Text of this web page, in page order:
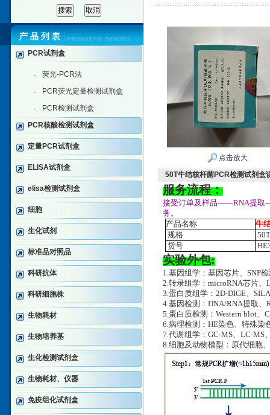
PCR试剂盒
· 荧光-PCR法
· PCR荧光定量检测试剂盒
·
PCR检测试剂盒
PCR核酸检测试剂盒
定量PCR试剂盒
ELISA试剂盒
elisa检测试剂盒
细胞
生化试剂
标准品对照品
科研抗体
科研细胞株
生物耗材
生物培养基
生化检测试剂盒
生物耗材、仪器
免疫组化试剂盒
点击放大
50T牛结核杆菌PCR检测试剂盒
服务流程：
接受订单及样品——RNA提
务。
产品名称
牛
规格
50T
货号
实验外包:
1.基因组学：基因芯片、SNP
2.转录组学：microRNA芯片、
3.蛋白质组学：2D-DIGE、
4.基因检测：DNA/RNA提取、
5.蛋白质检测：Western blot、
6.病理检测：HE染色、特殊染
7.代谢组学：GC-MS、LC-MS
8.细胞及动物模型：原代细胞